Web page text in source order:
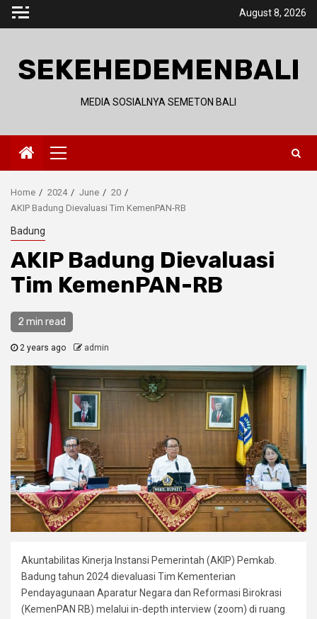
Skip
August 8, 2026
SEKEHEDEMENBALI
MEDIA SOSIALNYA SEMETON BALI
Primary
Menu
Home 2024 June
20
AKIP Badung Dievaluasi Tim KemenPAN-RB
Badung
AKIP Badung Dievaluasi
Tim KemenPAN-RB
2 min read
2 years ago admin
Akuntabilitas Kinerja Instansi Pemerintah (AKIP) Pemkab.
Badung tahun 2024 dievaluasi Tim Kementerian
Pendayagunaan Aparatur Negara dan Reformasi Birokrasi
(KemenPAN RB) melalui in-depth interview (zoom) di ruang